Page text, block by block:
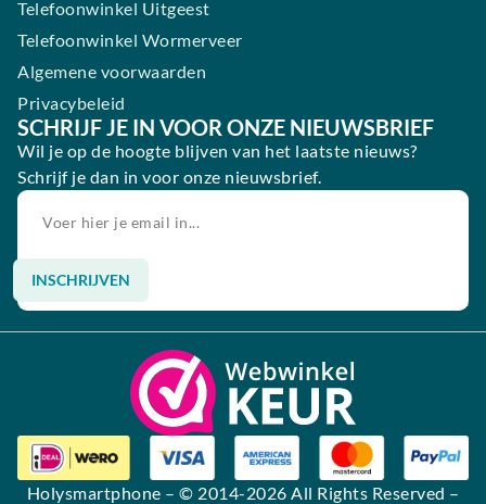
Telefoonwinkel Uitgeest
Telefoonwinkel Wormerveer
Algemene voorwaarden
Privacybeleid
SCHRIJF JE IN VOOR ONZE NIEUWSBRIEF
Wil je op de hoogte blijven van het laatste nieuws?
Schrijf je dan in voor onze nieuwsbrief.
INSCHRIJVEN
Alternative:
Holysmartphone – © 2014-2026 All Rights Reserved –